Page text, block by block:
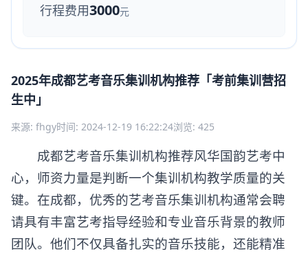
行程费用3000元
2025年成都艺考音乐集训机构推荐「考前集训营招
生中」
来源: fhgy时间: 2024-12-19 16:22:24浏览: 425
成都艺考音乐集训机构推荐风华国韵艺考中
心，师资力量是判断一个集训机构教学质量的关
键。在成都，优秀的艺考音乐集训机构通常会聘
请具有丰富艺考指导经验和专业音乐背景的教师
团队。他们不仅具备扎实的音乐技能，还能精准